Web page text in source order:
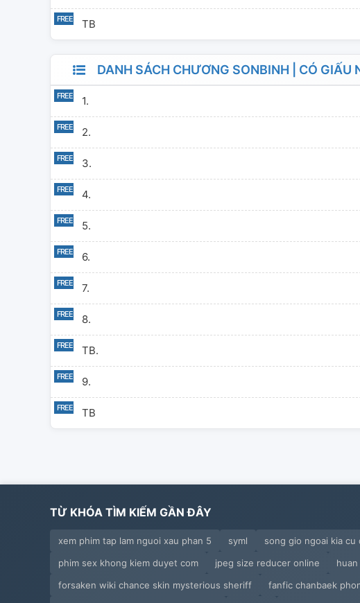
TB
DANH SÁCH CHƯƠNG SONBINH | CÓ GIẤU
1.
2.
3.
4.
5.
6.
7.
8.
TB.
9.
TB
TỪ KHÓA TÌM KIẾM GẦN ĐÂY
xem phim tap lam nguoi xau phan 5 syml
song gio ngoai kia cu
phim sex khong kiem duyet com
jpeg size reducer online
forsaken wiki chance skin mysterious sheriff
fanfic chanbaek